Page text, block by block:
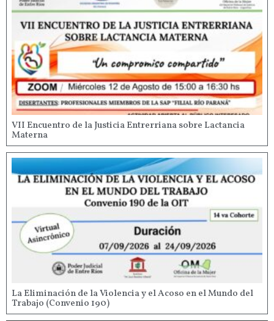
VII Encuentro de la Justicia Entrerriana sobre Lactancia
Materna
La Eliminación de la Violencia y el Acoso en el Mundo del
Trabajo (Convenio 190)